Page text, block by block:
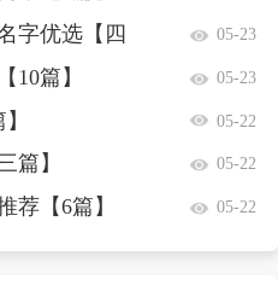
字优选【四
05-23
10篇】 05-23
05-22
篇】 05-22
荐【6篇】 05-22